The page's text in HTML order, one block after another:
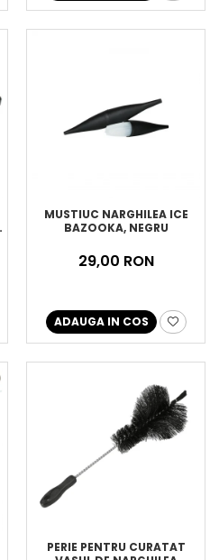
MUSTIUC NARGHILEA ICE
BAZOOKA, NEGRU
29,00 RON
ADAUGA IN COS
PERIE PENTRU CURATAT